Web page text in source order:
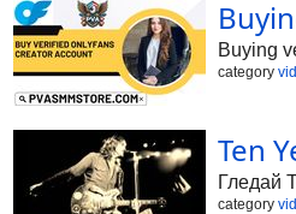
Buying
category vid
Ten
Гледай
category vid